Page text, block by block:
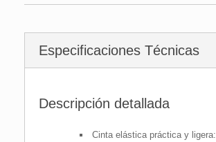
Especificaciones Técnicas
Descripción detallada
Cinta elástica práctica y ligera: